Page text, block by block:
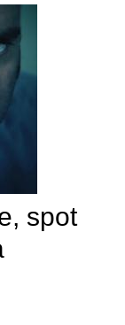
spot